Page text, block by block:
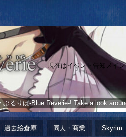
現在はイベント告知メイン
ぶるりば-Blue Reverie-! Take a look
過去絵倉庫 同人・商業 Skyrim